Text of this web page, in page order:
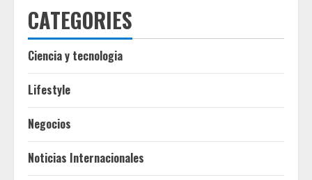
CATEGORIES
Ciencia y tecnologia
Lifestyle
Negocios
Noticias Internacionales